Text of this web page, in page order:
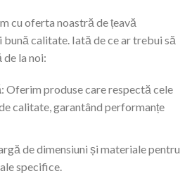
cu oferta noastră de țeavă
bună calitate. Iată de ce ar trebui să
la noi:
: Oferim produse care respectă cele
calitate, garantând performanțe
de dimensiuni și materiale pentru
specifice.